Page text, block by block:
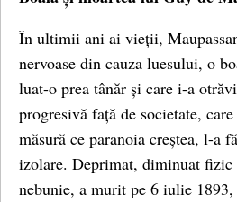
În ultimii ani ai vieții,
nervoase din cauza luesului, o
luat-o prea tânăr și care i-a
progresivă față de societate,
măsură ce paranoia creștea, l-a
izolare. Deprimat, diminuat
nebunie, a murit pe 6 iulie